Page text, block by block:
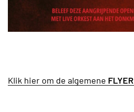
Klik hier om de algemene FLYER